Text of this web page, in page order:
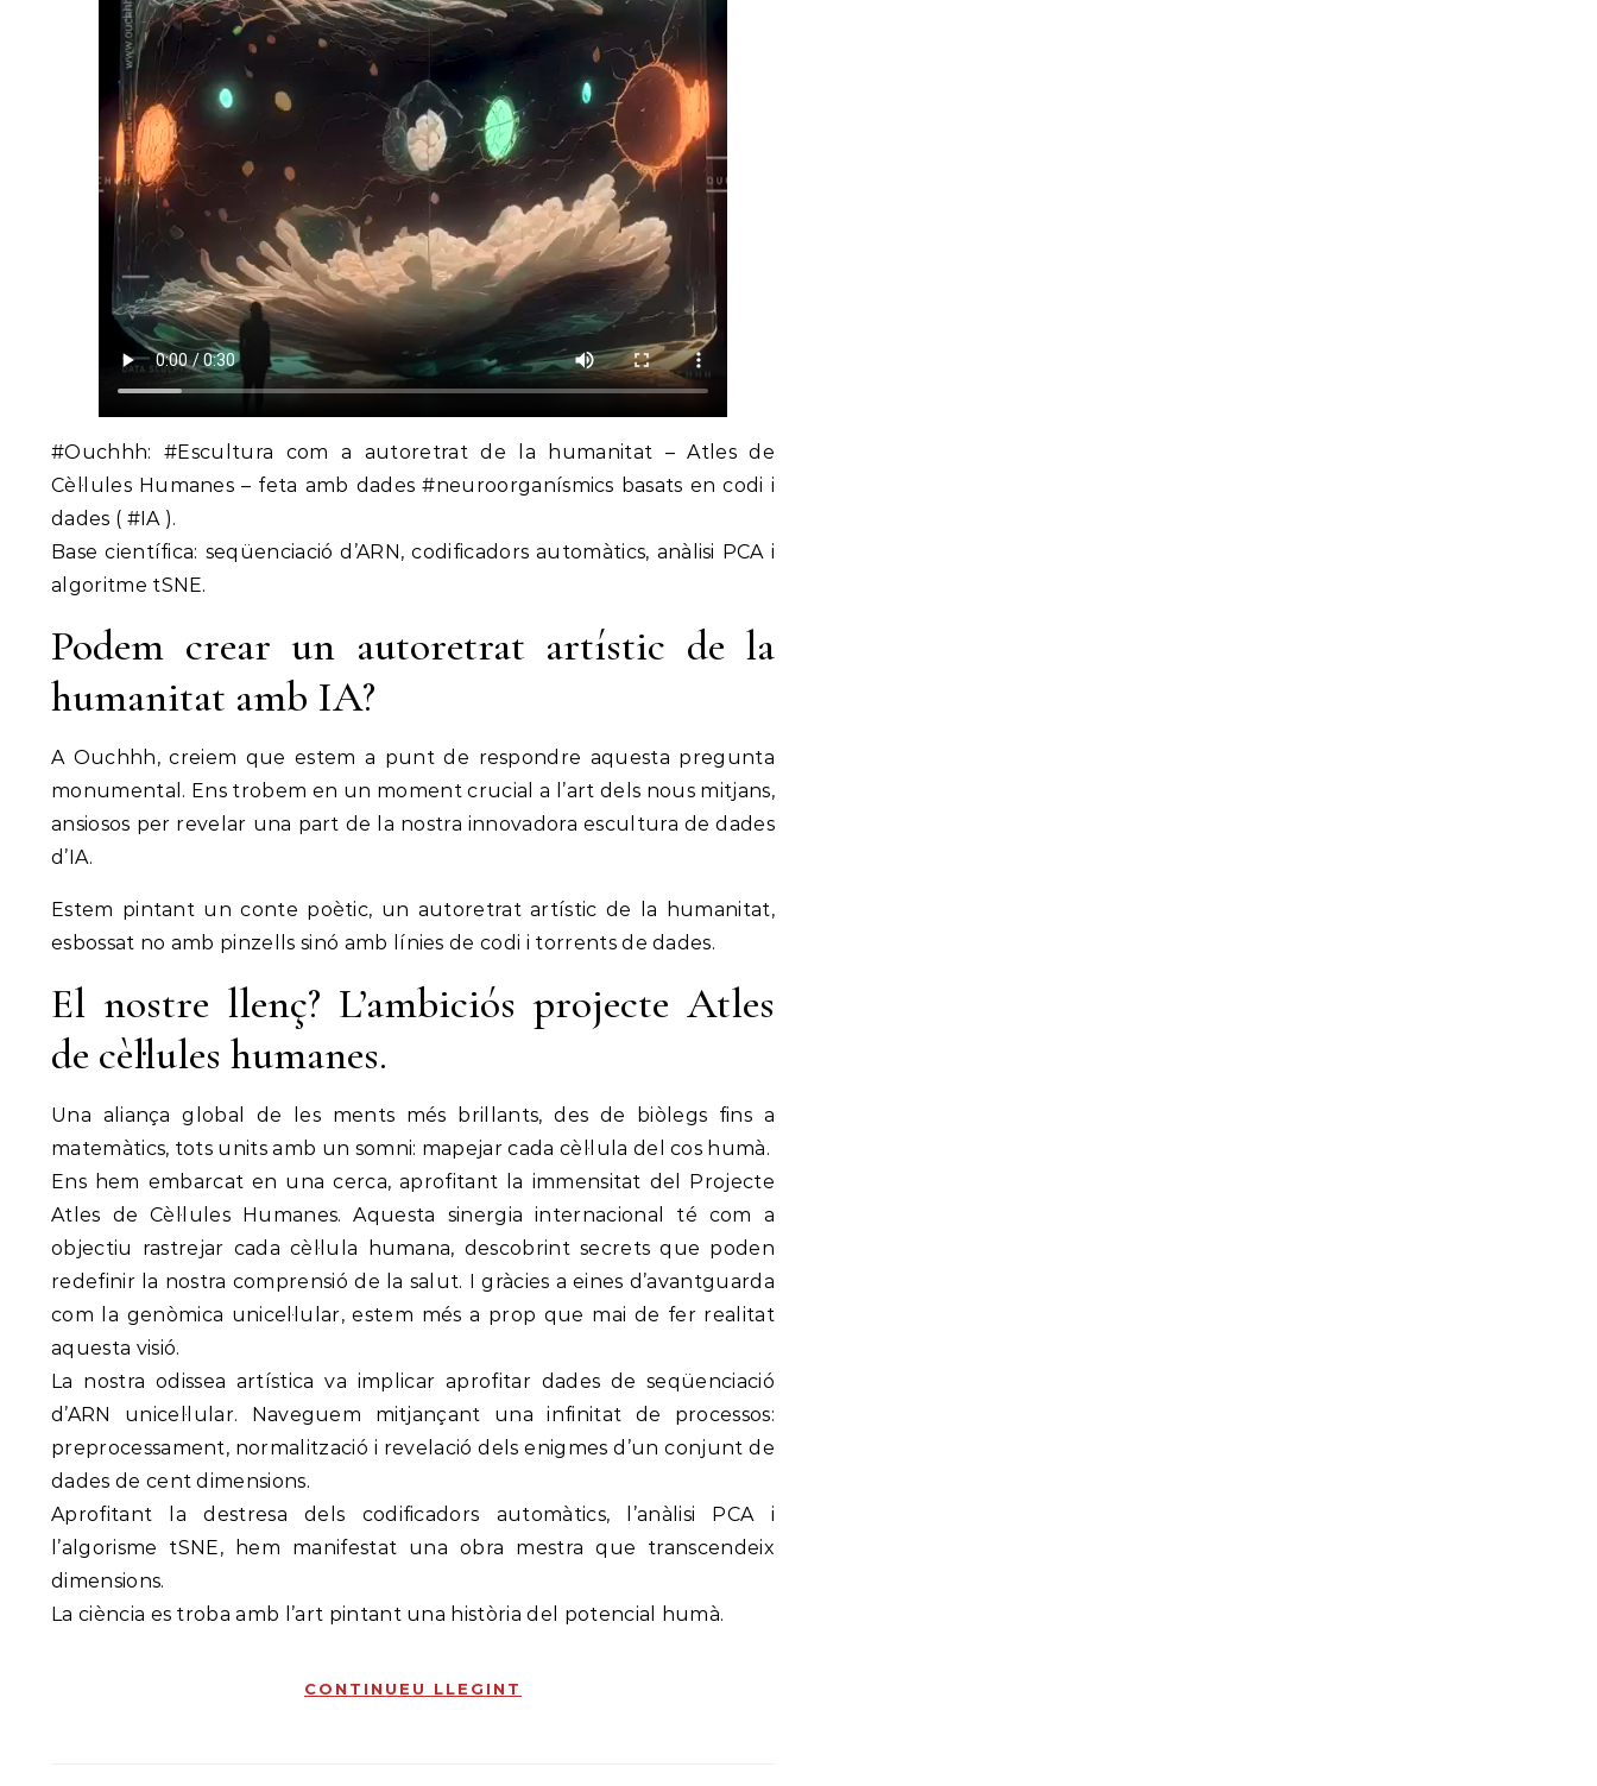
#Ouchhh: #Escultura com a autoretrat de la humanitat – Atles de
Cèl·lules Humanes – feta amb dades #neuroorganísmics basats en codi i
dades ( #IA ).
Base científica: seqüenciació d’ARN, codificadors automàtics, anàlisi PCA i
algoritme tSNE.
Podem crear un autoretrat artístic de la
humanitat amb IA?
A Ouchhh, creiem que estem a punt de respondre aquesta pregunta
monumental. Ens trobem en un moment crucial a l’art dels nous mitjans,
ansiosos per revelar una part de la nostra innovadora escultura de dades
d’IA.
Estem pintant un conte poètic, un autoretrat artístic de la humanitat,
esbossat no amb pinzells sinó amb línies de codi i torrents de dades.
El nostre llenç? L’ambiciós projecte Atles
de cèl·lules humanes.
Una aliança global de les ments més brillants, des de biòlegs fins a
matemàtics, tots units amb un somni: mapejar cada cèl·lula del cos humà.
Ens hem embarcat en una cerca, aprofitant la immensitat del Projecte
Atles de Cèl·lules Humanes. Aquesta sinergia internacional té com a
objectiu rastrejar cada cèl·lula humana, descobrint secrets que poden
redefinir la nostra comprensió de la salut. I gràcies a eines d’avantguarda
com la genòmica unicel·lular, estem més a prop que mai de fer realitat
aquesta visió.
La nostra odissea artística va implicar aprofitar dades de seqüenciació
d’ARN unicel·lular. Naveguem mitjançant una infinitat de processos:
preprocessament, normalització i revelació dels enigmes d’un conjunt de
dades de cent dimensions.
Aprofitant la destresa dels codificadors automàtics, l’anàlisi PCA i
l’algorisme tSNE, hem manifestat una obra mestra que transcendeix
dimensions.
La ciència es troba amb l’art pintant una història del potencial humà.
CONTINUEU LLEGINT